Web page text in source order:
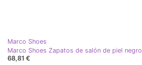
Marco Shoes
Marco Shoes Zapatos de salón de piel negro
68,81 €